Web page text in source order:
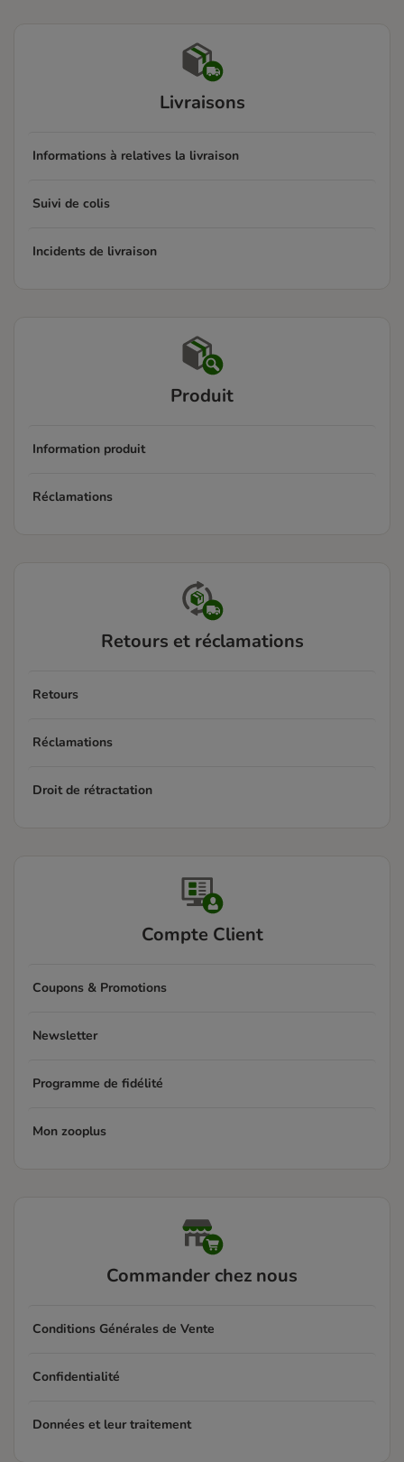
Livraisons
Informations à relatives la livraison
Suivi de colis
Incidents de livraison
Produit
Information produit
Réclamations
Retours et réclamations
Retours
Réclamations
Droit de rétractation
Compte Client
Coupons & Promotions
Newsletter
Programme de fidélité
Mon zooplus
Commander chez nous
Conditions Générales de Vente
Confidentialité
Données et leur traitement